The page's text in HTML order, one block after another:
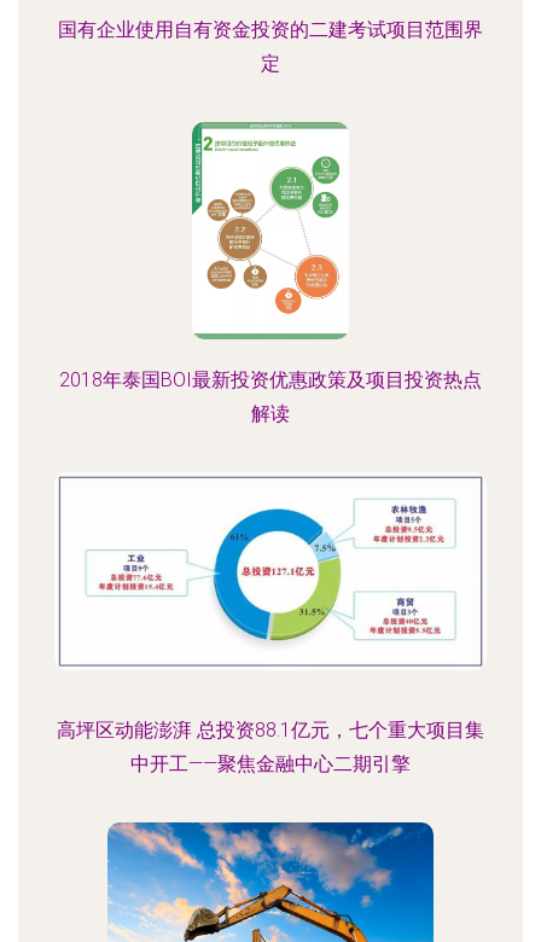
国有企业使用自有资金投资的二建考试项目范围界
定
2018年泰国BOI最新投资优惠政策及项目投资热点
解读
高坪区动能澎湃 总投资88.1亿元，七个重大项目集
中开工——聚焦金融中心二期引擎